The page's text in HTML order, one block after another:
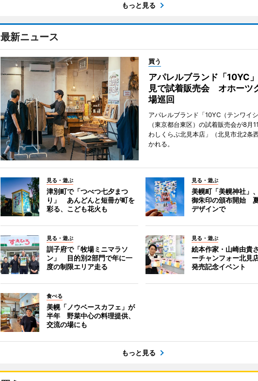
もっと見る
最新ニュース
買う
アパレルブランド「10YC
見で試着販売会 オホーツ
場巡回
アパレルブランド「10YC（テンワイシ
（東京都台東区）の試着販売会が8月
わしくらぶ北見本店」（北見市北2条
かれる。
見る・遊ぶ
津別町で「つべつ七夕まつ
り」 あんどんと短冊が町を
彩る、こども花火も
見る・遊ぶ
美幌町「美幌神社」
御朱印の頒布開始
デザインで
見る・遊ぶ
訓子府で「牧場ミニマラソ
ン」 目的別2部門で年に一
度の制限エリア走る
見る・遊ぶ
絵本作家・山崎由貴
ーチャンフォー北見
発売記念イベント
食べる
美幌「ノウベースカフェ」が
半年 野菜中心の料理提供、
交流の場にも
もっと見る